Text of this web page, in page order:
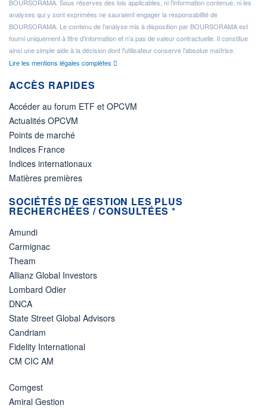
BOURSORAMA. Sous réserves des lois applicables, ni l'information contenue, ni les
analyses qui y sont exprimées ne sauraient engager la responsabilité de
BOURSORAMA. Le contenu de l'analyse mis à disposition par BOURSORAMA est
fourni uniquement à titre d'information et n'a pas de valeur contractuelle. Il constitue
ainsi une simple aide à la décision dont l'utilisateur conserve l'absolue maîtrise.
Lire les mentions légales complètes
ACCÈS RAPIDES
Accéder au forum ETF et OPCVM
Actualités OPCVM
Points de marché
Indices France
Indices internationaux
Matières premières
SOCIÉTÉS DE GESTION LES PLUS
RECHERCHÉES / CONSULTÉES *
Amundi
Carmignac
Theam
Allianz Global Investors
Lombard Odier
DNCA
State Street Global Advisors
Candriam
Fidelity International
CM CIC AM
Comgest
Amiral Gestion